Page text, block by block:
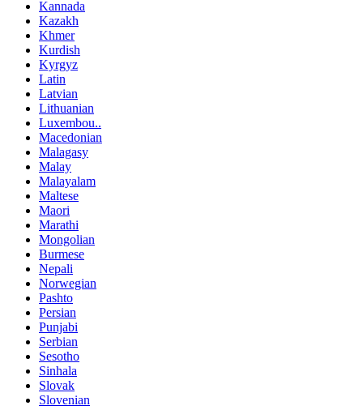
Kannada
Kazakh
Khmer
Kurdish
Kyrgyz
Latin
Latvian
Lithuanian
Luxembou..
Macedonian
Malagasy
Malay
Malayalam
Maltese
Maori
Marathi
Mongolian
Burmese
Nepali
Norwegian
Pashto
Persian
Punjabi
Serbian
Sesotho
Sinhala
Slovak
Slovenian